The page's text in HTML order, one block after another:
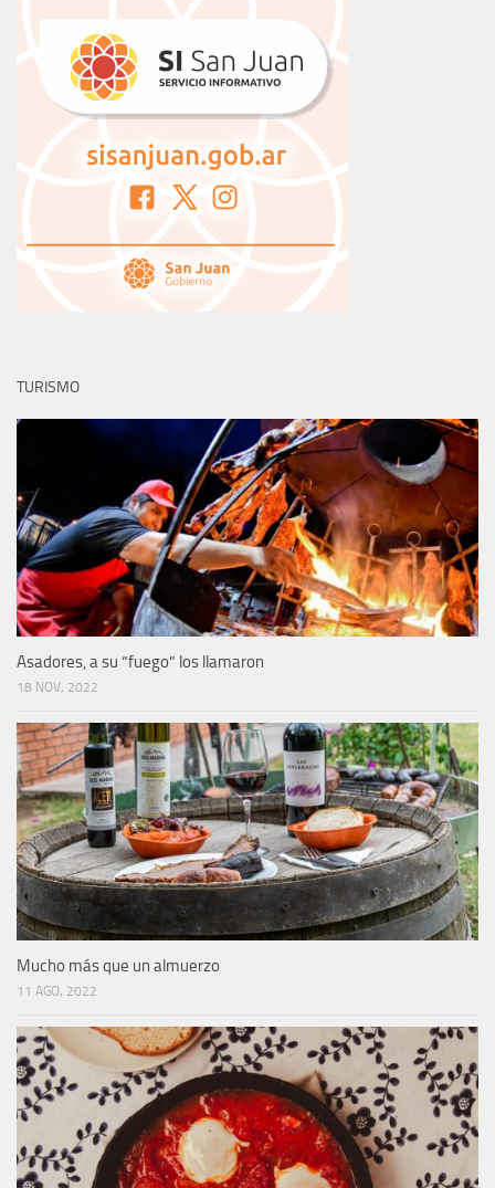
TURISMO
Asadores, a su “fuego” los llamaron
18 NOV, 2022
Mucho más que un almuerzo
11 AGO, 2022